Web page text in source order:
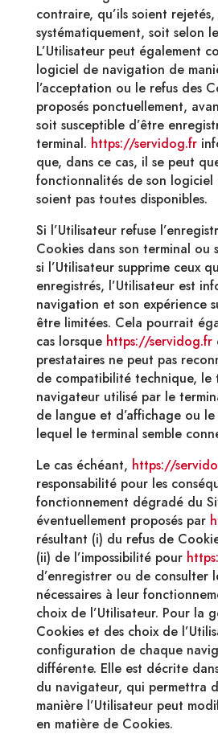
contraire, qu’ils soient
systématiquement, soit selon
L’Utilisateur peut également
logiciel de navigation de
l’acceptation ou le refus des
proposés ponctuellement,
soit susceptible d’être
terminal. https://servidog.fr
que, dans ce cas, il se peut
fonctionnalités de son
soient pas toutes disponibles.
Si l’Utilisateur refuse
Cookies dans son terminal ou
si l’Utilisateur supprime ceux
enregistrés, l’Utilisateur est
navigation et son expérience
être limitées. Cela pourrait
cas lorsque https://servidog.fr
prestataires ne peut pas
de compatibilité technique, le
navigateur utilisé par le
de langue et d’affichage ou le
lequel le terminal semble
Le cas échéant, https://
responsabilité pour les
fonctionnement dégradé du
éventuellement proposés par
résultant (i) du refus de
(ii) de l’impossibilité pour
d’enregistrer ou de consulter
nécessaires à leur
choix de l’Utilisateur. Pour la
Cookies et des choix de
configuration de chaque
différente. Elle est décrite
du navigateur, qui permettra
manière l’Utilisateur peut
en matière de Cookies.